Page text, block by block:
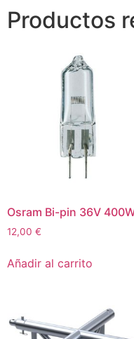
Productos
Osram Bi-pin 36V
12,00 €
Añadir al carrito